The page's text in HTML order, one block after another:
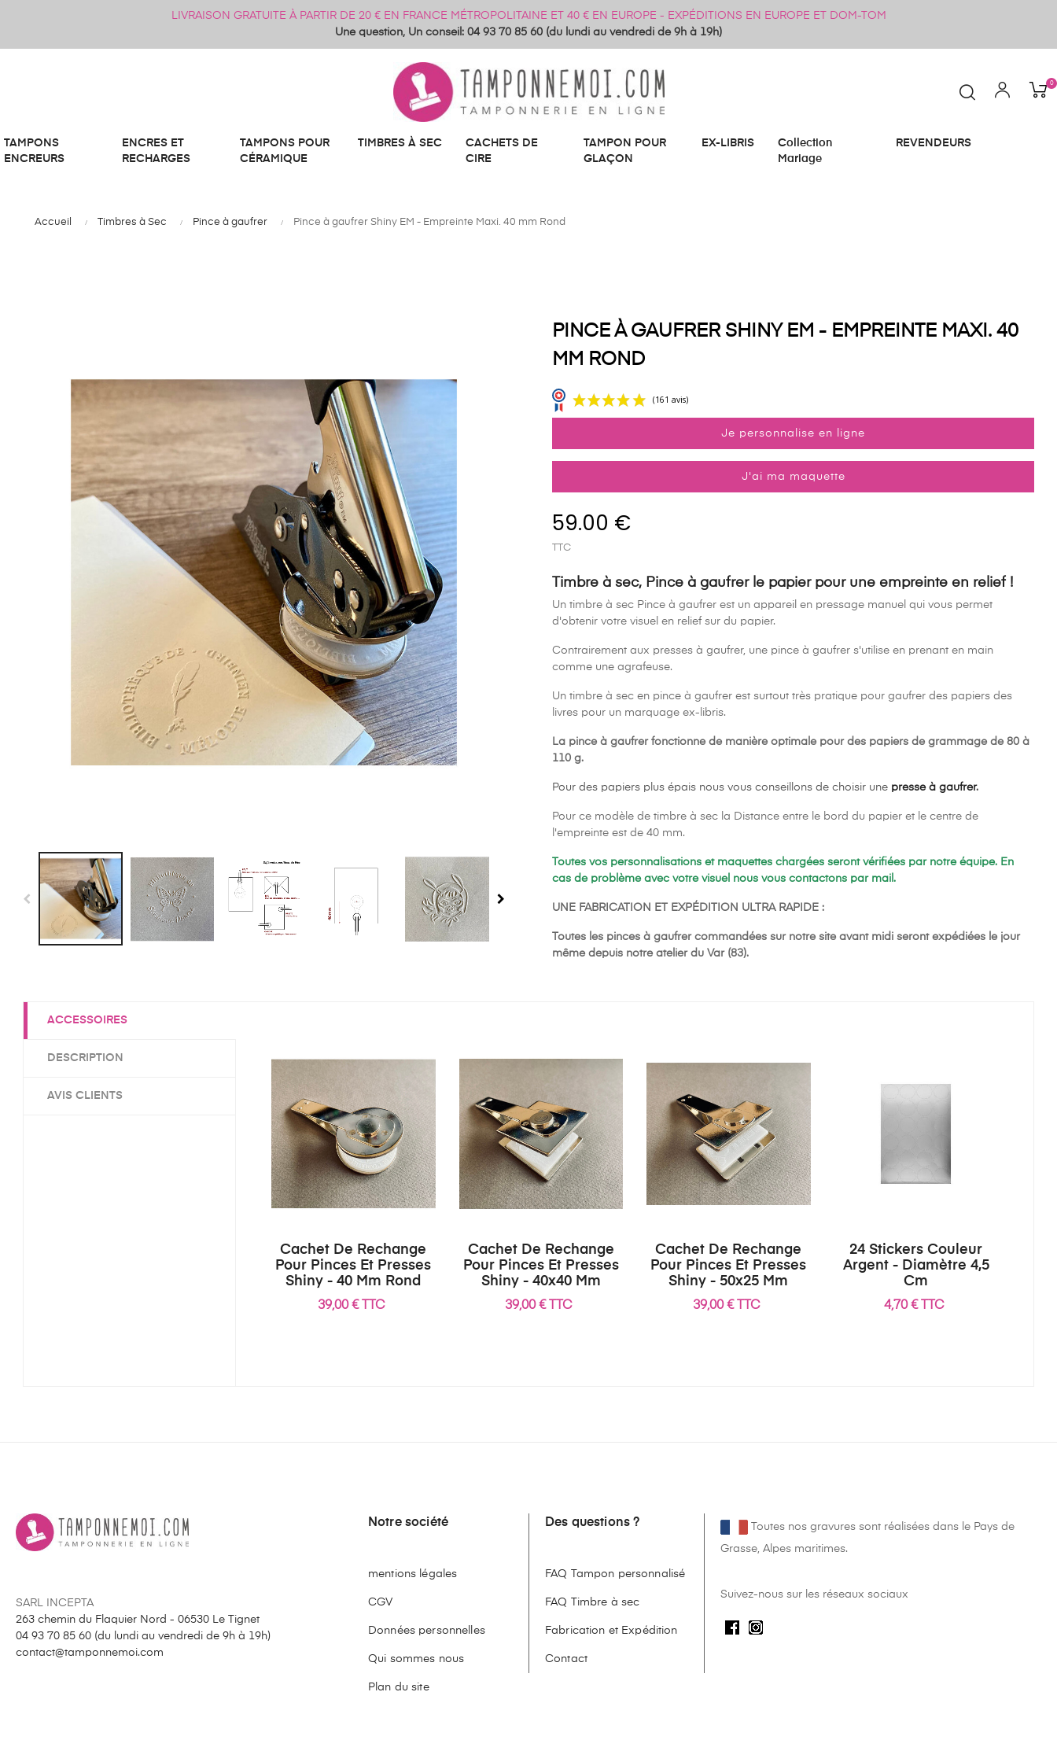
LIVRAISON GRATUITE À PARTIR DE 20 € EN FRANCE MÉTROPOLITAINE ET 40 € EN EUROPE - EXPÉDITIONS EN EUROPE ET DOM-TOM
Une question, Un conseil: 04 93 70 85 60 (du lundi au vendredi de 9h à 19h)
0
TAMPONS
ENCREURS
ENCRES ET
RECHARGES
TAMPONS POUR
CÉRAMIQUE
TIMBRES À SEC
CACHETS DE
CIRE
TAMPON POUR
GLAÇON
EX-LIBRIS
Collection
Mariage
REVENDEURS
Accueil Timbres à Sec Pince à gaufrer Pince à gaufrer Shiny EM - Empreinte Maxi. 40 mm Rond
PINCE À GAUFRER SHINY EM - EMPREINTE MAXI. 40
MM ROND
Je personnalise en ligne
J'ai ma maquette
59.00 €
TTC
Timbre à sec, Pince à gaufrer le papier pour une empreinte en relief !
Un timbre à sec Pince à gaufrer est un appareil en pressage manuel qui vous permet
d'obtenir votre visuel en relief sur du papier.
Contrairement aux presses à gaufrer, une pince à gaufrer s'utilise en prenant en main
comme une agrafeuse.
Un timbre à sec en pince à gaufrer est surtout très pratique pour gaufrer des papiers des
livres pour un marquage ex-libris.
La pince à gaufrer fonctionne de manière optimale pour des papiers de grammage de 80 à
110 g.
Pour des papiers plus épais nous vous conseillons de choisir une presse à gaufrer.
Pour ce modèle de timbre à sec la Distance entre le bord du papier et le centre de
l'empreinte est de 40 mm.
Toutes vos personnalisations et maquettes chargées seront vérifiées par notre équipe. En
cas de problème avec votre visuel nous vous contactons par mail.
UNE FABRICATION ET EXPÉDITION ULTRA RAPIDE :
Toutes les pinces à gaufrer commandées sur notre site avant midi seront expédiées le jour
même depuis notre atelier du Var (83).
ACCESSOIRES
DESCRIPTION
AVIS CLIENTS
Cachet De Rechange
Pour Pinces Et Presses
Shiny - 40 Mm Rond
39,00 € TTC
Cachet De Rechange
Pour Pinces Et Presses
Shiny - 40x40 Mm
39,00 € TTC
Cachet De Rechange
Pour Pinces Et Presses
Shiny - 50x25 Mm
39,00 € TTC
24 Stickers Couleur
Argent - Diamètre 4,5
Cm
4,70 € TTC
SARL INCEPTA
263 chemin du Flaquier Nord - 06530 Le Tignet
04 93 70 85 60 (du lundi au vendredi de 9h à 19h)
contact@tamponnemoi.com
Notre société
mentions légales
CGV
Données personnelles
Qui sommes nous
Plan du site
Des questions ?
FAQ Tampon personnalisé
FAQ Timbre à sec
Fabrication et Expédition
Contact
Toutes nos gravures sont réalisées dans le Pays de
Grasse, Alpes maritimes.
Suivez-nous sur les réseaux sociaux